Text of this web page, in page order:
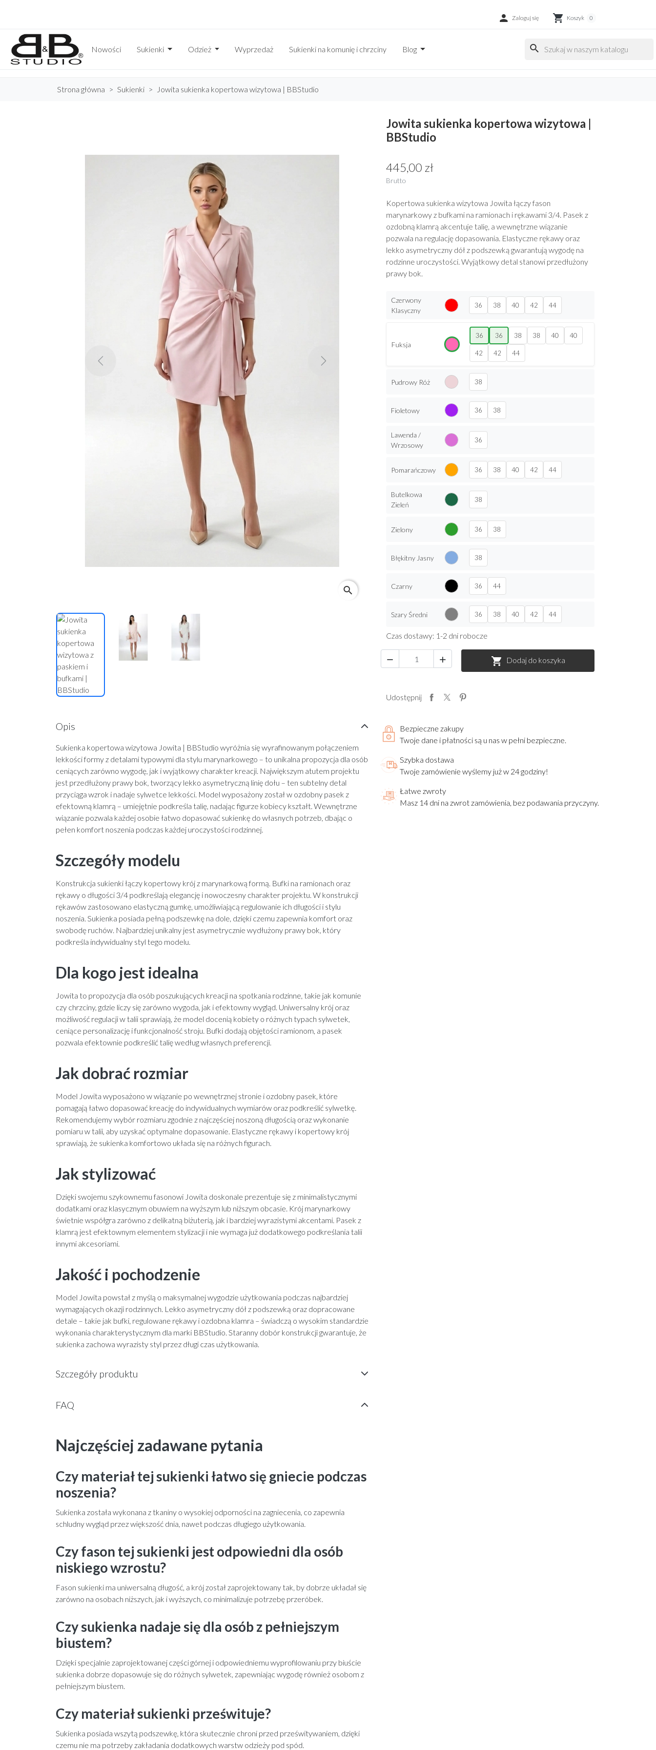
 Zaloguj się shopping_cart Koszyk 0
Nowości Sukienki Odzież Wyprzedaż Sukienki na komunię i chrzciny Blog search
Strona główna Sukienki Jowita sukienka kopertowa wizytowa | BBStudio
Previous Next
search
Jowita sukienka kopertowa wizytowa |
BBStudio
445,00 zł
Brutto
Kopertowa sukienka wizytowa Jowita łączy fason
marynarkowy z bufkami na ramionach i rękawami 3/4. Pasek z
ozdobną klamrą akcentuje talię, a wewnętrzne wiązanie
pozwala na regulację dopasowania. Elastyczne rękawy oraz
lekko asymetryczny dół z podszewką gwarantują wygodę na
rodzinne uroczystości. Wyjątkowy detal stanowi przedłużony
prawy bok.
Czerwony
Klasyczny
36 38 40 42 44
Fuksja
36 36 38 38 40 40
42 42 44
Pudrowy Róż 38
Fioletowy 36 38
Lawenda /
Wrzosowy
36
Pomarańczowy 36 38 40 42 44
Butelkowa
Zieleń
38
Zielony 36 38
Błękitny Jasny 38
Czarny 36 44
Szary Średni 36 38 40 42 44
Czas dostawy: 1-2 dni robocze
   Dodaj do koszyka
Udostępnij
Bezpieczne zakupy
Twoje dane i płatności są u nas w pełni bezpieczne.
Szybka dostawa
Twoje zamówienie wyślemy już w 24 godziny!
Łatwe zwroty
Masz 14 dni na zwrot zamówienia, bez podawania przyczyny.
Opis
Sukienka kopertowa wizytowa Jowita | BBStudio wyróżnia się wyrafinowanym połączeniem
lekkości formy z detalami typowymi dla stylu marynarkowego – to unikalna propozycja dla osób
ceniących zarówno wygodę, jak i wyjątkowy charakter kreacji. Największym atutem projektu
jest przedłużony prawy bok, tworzący lekko asymetryczną linię dołu – ten subtelny detal
przyciąga wzrok i nadaje sylwetce lekkości. Model wyposażony został w ozdobny pasek z
efektowną klamrą – umiejętnie podkreśla talię, nadając figurze kobiecy kształt. Wewnętrzne
wiązanie pozwala każdej osobie łatwo dopasować sukienkę do własnych potrzeb, dbając o
pełen komfort noszenia podczas każdej uroczystości rodzinnej.
Szczegóły modelu
Konstrukcja sukienki łączy kopertowy krój z marynarkową formą. Bufki na ramionach oraz
rękawy o długości 3/4 podkreślają elegancję i nowoczesny charakter projektu. W konstrukcji
rękawów zastosowano elastyczną gumkę, umożliwiającą regulowanie ich długości i stylu
noszenia. Sukienka posiada pełną podszewkę na dole, dzięki czemu zapewnia komfort oraz
swobodę ruchów. Najbardziej unikalny jest asymetrycznie wydłużony prawy bok, który
podkreśla indywidualny styl tego modelu.
Dla kogo jest idealna
Jowita to propozycja dla osób poszukujących kreacji na spotkania rodzinne, takie jak komunie
czy chrzciny, gdzie liczy się zarówno wygoda, jak i efektowny wygląd. Uniwersalny krój oraz
możliwość regulacji w talii sprawiają, że model docenią kobiety o różnych typach sylwetek,
ceniące personalizację i funkcjonalność stroju. Bufki dodają objętości ramionom, a pasek
pozwala efektownie podkreślić talię według własnych preferencji.
Jak dobrać rozmiar
Model Jowita wyposażono w wiązanie po wewnętrznej stronie i ozdobny pasek, które
pomagają łatwo dopasować kreację do indywidualnych wymiarów oraz podkreślić sylwetkę.
Rekomendujemy wybór rozmiaru zgodnie z najczęściej noszoną długością oraz wykonanie
pomiaru w talii, aby uzyskać optymalne dopasowanie. Elastyczne rękawy i kopertowy krój
sprawiają, że sukienka komfortowo układa się na różnych figurach.
Jak stylizować
Dzięki swojemu szykownemu fasonowi Jowita doskonale prezentuje się z minimalistycznymi
dodatkami oraz klasycznym obuwiem na wyższym lub niższym obcasie. Krój marynarkowy
świetnie współgra zarówno z delikatną biżuterią, jak i bardziej wyrazistymi akcentami. Pasek z
klamrą jest efektownym elementem stylizacji i nie wymaga już dodatkowego podkreślania talii
innymi akcesoriami.
Jakość i pochodzenie
Model Jowita powstał z myślą o maksymalnej wygodzie użytkowania podczas najbardziej
wymagających okazji rodzinnych. Lekko asymetryczny dół z podszewką oraz dopracowane
detale – takie jak bufki, regulowane rękawy i ozdobna klamra – świadczą o wysokim standardzie
wykonania charakterystycznym dla marki BBStudio. Staranny dobór konstrukcji gwarantuje, że
sukienka zachowa wyrazisty styl przez długi czas użytkowania.
Szczegóły produktu
FAQ
Najczęściej zadawane pytania
Czy materiał tej sukienki łatwo się gniecie podczas
noszenia?
Sukienka została wykonana z tkaniny o wysokiej odporności na zagniecenia, co zapewnia
schludny wygląd przez większość dnia, nawet podczas długiego użytkowania.
Czy fason tej sukienki jest odpowiedni dla osób
niskiego wzrostu?
Fason sukienki ma uniwersalną długość, a krój został zaprojektowany tak, by dobrze układał się
zarówno na osobach niższych, jak i wyższych, co minimalizuje potrzebę przeróbek.
Czy sukienka nadaje się dla osób z pełniejszym
biustem?
Dzięki specjalnie zaprojektowanej części górnej i odpowiedniemu wyprofilowaniu przy biuście
sukienka dobrze dopasowuje się do różnych sylwetek, zapewniając wygodę również osobom z
pełniejszym biustem.
Czy materiał sukienki prześwituje?
Sukienka posiada wszytą podszewkę, która skutecznie chroni przed prześwitywaniem, dzięki
czemu nie ma potrzeby zakładania dodatkowych warstw odzieży pod spód.